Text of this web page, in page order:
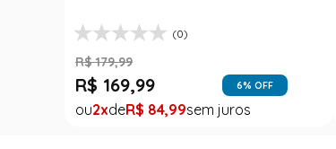
(0)
R$ 179,99
R$ 169,99 6% OFF
2 R$ 84,99